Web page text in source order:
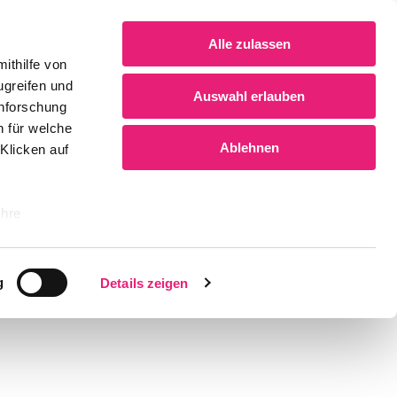
von
und
für welche
auf
Medien
Details zeigen
Alle zulassen
Auswahl erlauben
Ablehnen